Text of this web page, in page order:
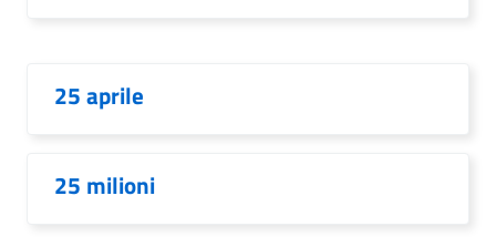
25 aprile
25 milioni